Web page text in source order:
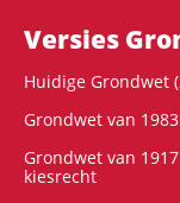
Versies
Huidige Grondwet
Grondwet van
Grondwet van
kiesrecht